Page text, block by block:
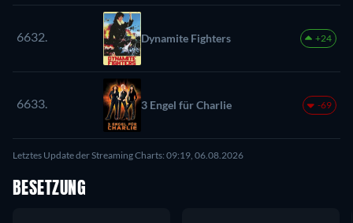
6632. Dynamite Fighters +24
6633. 3 Engel für Charlie -69
Letztes Update der Streaming Charts: 09:19, 06.08.2026
BESETZUNG